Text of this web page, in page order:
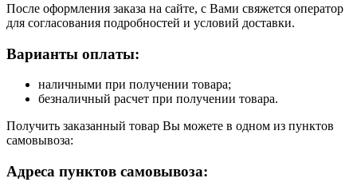
После оформления заказа на сайте, с Вами свяжется оператор
для согласования подробностей и условий доставки.
Варианты оплаты:
наличными при получении товара;
безналичный расчет при получении товара.
Получить заказанный товар Вы можете в одном из пунктов
самовывоза:
Адреса пунктов самовывоза: